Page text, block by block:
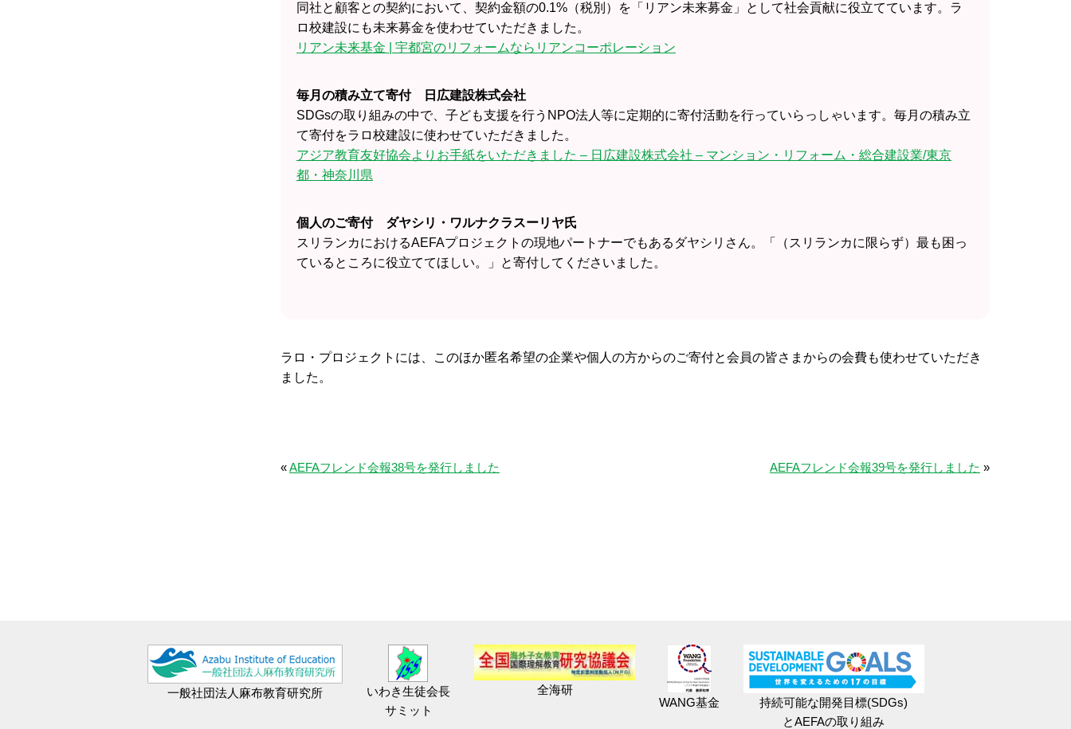
同社と顧客との契約において、契約金額の0.1%（税別）を「リアン未来募金」として社会貢献に役立てています。ラ
ロ校建設にも未来募金を使わせていただきました。
リアン未来基金 | 宇都宮のリフォームならリアンコーポレーション
毎月の積み立て寄付 日広建設株式会社
SDGsの取り組みの中で、子ども支援を行うNPO法人等に定期的に寄付活動を行っていらっしゃいます。毎月の積み立
て寄付をラロ校建設に使わせていただきました。
アジア教育友好協会よりお手紙をいただきました – 日広建設株式会社 – マンション・リフォーム・総合建設業/東京
都・神奈川県
個人のご寄付 ダヤシリ・ワルナクラスーリヤ氏
スリランカにおけるAEFAプロジェクトの現地パートナーでもあるダヤシリさん。「（スリランカに限らず）最も困っ
ているところに役立ててほしい。」と寄付してくださいました。
ラロ・プロジェクトには、このほか匿名希望の企業や個人の方からのご寄付と会員の皆さまからの会費も使わせていただき
ました。
«AEFAフレンド会報38号を発行しました AEFAフレンド会報39号を発行しました »
一般社団法人麻布教育研究所
いわき生徒会長
サミット
全海研
WANG基金
持続可能な開発目標(SDGs)
とAEFAの取り組み